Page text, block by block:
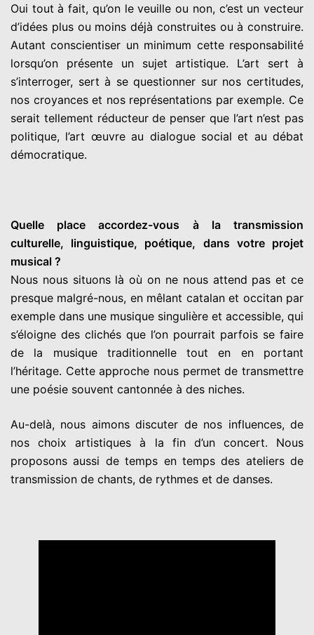
Oui tout à fait, qu’on le veuille ou non, c’est un vecteur
d’idées plus ou moins déjà construites ou à construire.
Autant conscientiser un minimum cette responsabilité
lorsqu’on présente un sujet artistique. L’art sert à
s’interroger, sert à se questionner sur nos certitudes,
nos croyances et nos représentations par exemple. Ce
serait tellement réducteur de penser que l’art n’est pas
politique, l’art œuvre au dialogue social et au débat
démocratique.
Quelle place accordez-vous à la transmission
culturelle, linguistique, poétique, dans votre projet
musical ?
Nous nous situons là où on ne nous attend pas et ce
presque malgré-nous, en mêlant catalan et occitan par
exemple dans une musique singulière et accessible, qui
s’éloigne des clichés que l’on pourrait parfois se faire
de la musique traditionnelle tout en en portant
l’héritage. Cette approche nous permet de transmettre
une poésie souvent cantonnée à des niches.
Au-delà, nous aimons discuter de nos influences, de
nos choix artistiques à la fin d’un concert. Nous
proposons aussi de temps en temps des ateliers de
transmission de chants, de rythmes et de danses.